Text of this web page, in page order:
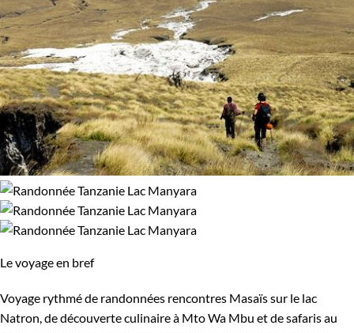
Le voyage en bref
Voyage rythmé de randonnées rencontres Masaïs sur le lac
Natron, de découverte culinaire à Mto Wa Mbu et de safaris au